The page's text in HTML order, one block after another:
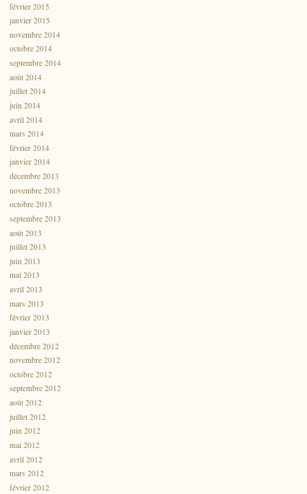
février 2015
janvier 2015
novembre 2014
octobre 2014
septembre 2014
août 2014
juillet 2014
juin 2014
avril 2014
mars 2014
février 2014
janvier 2014
décembre 2013
novembre 2013
octobre 2013
septembre 2013
août 2013
juillet 2013
juin 2013
mai 2013
avril 2013
mars 2013
février 2013
janvier 2013
décembre 2012
novembre 2012
octobre 2012
septembre 2012
août 2012
juillet 2012
juin 2012
mai 2012
avril 2012
mars 2012
février 2012